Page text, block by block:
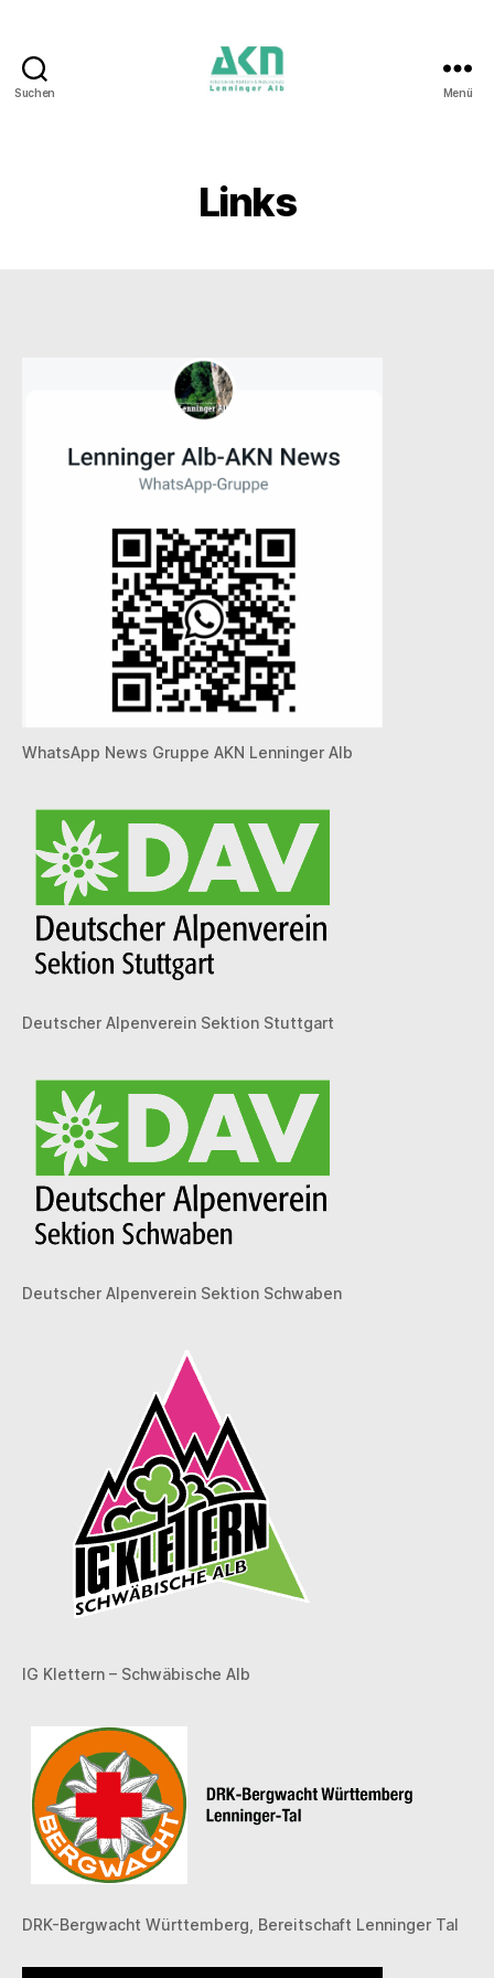
Suchen Menü
Links
WhatsApp News Gruppe AKN Lenninger Alb
Deutscher Alpenverein Sektion Stuttgart
Deutscher Alpenverein Sektion Schwaben
IG Klettern – Schwäbische Alb
DRK-Bergwacht Württemberg, Bereitschaft Lenninger Tal